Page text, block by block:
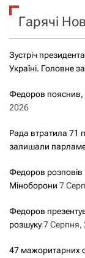
к
Гарячі
Зустріч
Україні. Головне
Федоров пояснив,
2026
Рада втратила 71
залишали
Федоров розповів
Міноборони 7
Федоров
розшуку7 Серпня,
47 мажоритарних